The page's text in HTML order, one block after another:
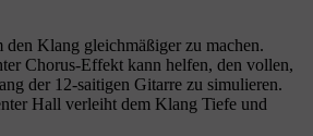
den Klang gleichmäßiger zu machen.
Chorus-Effekt kann helfen, den vollen,
der 12-saitigen Gitarre zu simulieren.
Hall verleiht dem Klang Tiefe und